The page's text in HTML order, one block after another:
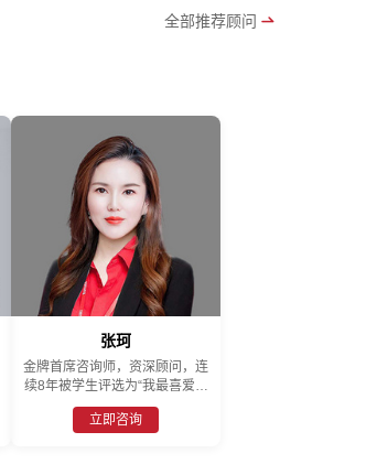
全部推荐顾问
张珂
金牌首席咨询师，资深顾问，连
续8年被学生评选为“我最喜爱的
顾问老师”称号。
立即咨询